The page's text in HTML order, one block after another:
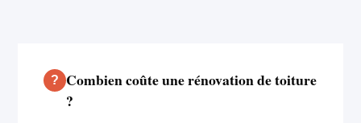
Combien coûte une rénovation de toiture
?